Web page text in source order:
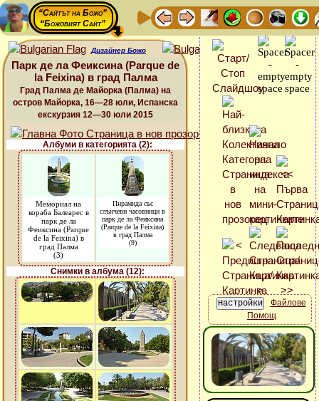
“Сайтът на Божо”
“Божовият Сайт”
Дизайнер Божо
Парк де ла Феиксина (Parque de
la Feixina) в град Палма
Град Палма де Майорка (Палма) на
остров Майорка, 16—28 юли, Испанска
екскурзия 12—30 юли 2015
Албуми в категорията (2):
Мемориал на
кораба Балеарес в
парк де ла
Феиксина (Parque
de la Feixina) в
град Палма
(3)
Пирамида със
слънчеви часовници в
парк де ла Феиксина
(Parque de la Feixina)
в град Палма
(9)
Снимки в албума (12):
Файлове
Помощ